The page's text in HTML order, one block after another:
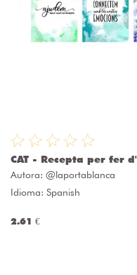
CAT - Recepta per fer
Autora: @laportablanca
Idioma: Spanish
2.61 €